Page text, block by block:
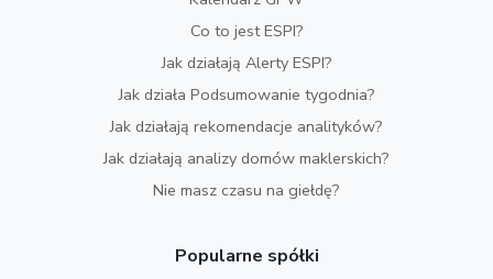
Co to jest ESPI?
Jak działają Alerty ESPI?
Jak działa Podsumowanie tygodnia?
Jak działają rekomendacje analityków?
Jak działają analizy domów maklerskich?
Nie masz czasu na giełdę?
Popularne spółki